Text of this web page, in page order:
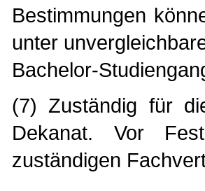
Bestimmungen
unter
Bachelor-
(7) Zuständig für
Dekanat. Vor
zuständigen